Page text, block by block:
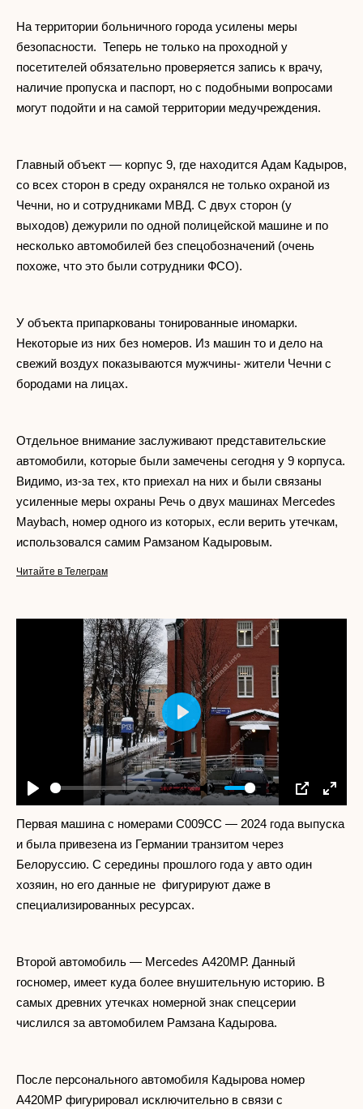
На территории больничного города усилены меры
безопасности. Теперь не только на проходной у
посетителей обязательно проверяется запись к врачу,
наличие пропуска и паспорт, но с подобными вопросами
могут подойти и на самой территории медучреждения.
Главный объект — корпус 9, где находится Адам Кадыров,
со всех сторон в среду охранялся не только охраной из
Чечни, но и сотрудниками МВД. С двух сторон (у
выходов) дежурили по одной полицейской машине и по
несколько автомобилей без спецобозначений (очень
похоже, что это были сотрудники ФСО).
У объекта припаркованы тонированные иномарки.
Некоторые из них без номеров. Из машин то и дело на
свежий воздух показываются мужчины- жители Чечни с
бородами на лицах.
Отдельное внимание заслуживают представительские
автомобили, которые были замечены сегодня у 9 корпуса.
Видимо, из-за тех, кто приехал на них и были связаны
усиленные меры охраны Речь о двух машинах Mercedes
Maybach, номер одного из которых, если верить утечкам,
использовался самим Рамзаном Кадыровым.
Читайте в Телеграм
Play
-00:29
Mute SettingsPIP
Enter
Play
Первая машина с номерами С009СС — 2024 года выпуска
и была привезена из Германии транзитом через
Белоруссию. С середины прошлого года у авто один
хозяин, но его данные не фигурируют даже в
специализированных ресурсах.
Второй автомобиль — Mercedes А420МР. Данный
госномер, имеет куда более внушительную историю. В
самых древних утечках номерной знак спецсерии
числился за автомобилем Рамзана Кадырова.
После персонального автомобиля Кадырова номер
А420МР фигурировал исключительно в связи с